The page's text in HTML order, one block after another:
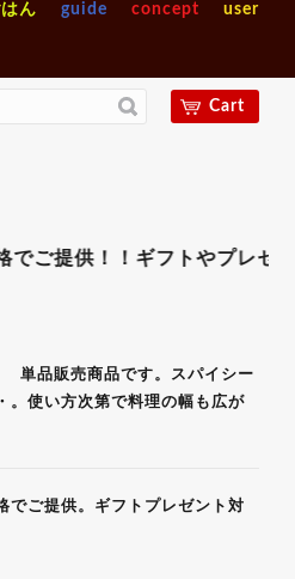
ん guide concept user
Cart
！！ギフトやプレゼント
単品販売商品です。スパイシー
。使い方次第で料理の幅も広が
でご提供。ギフトプレゼント対